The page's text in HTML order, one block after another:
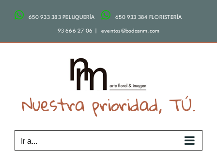
650 933 383 PELUQUERÍA 650 933 384 FLORISTERÍA
93 666 27 06 eventos@bodasnm.com
Nuestra prioridad, TÚ.
Ir a...